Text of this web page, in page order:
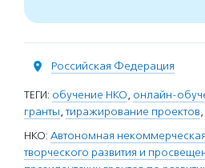
Российская Федерация
ТЕГИ: обучение НКО, онлайн-
гранты,тиражирование проектов,
НКО: Автономная
творческого развития и